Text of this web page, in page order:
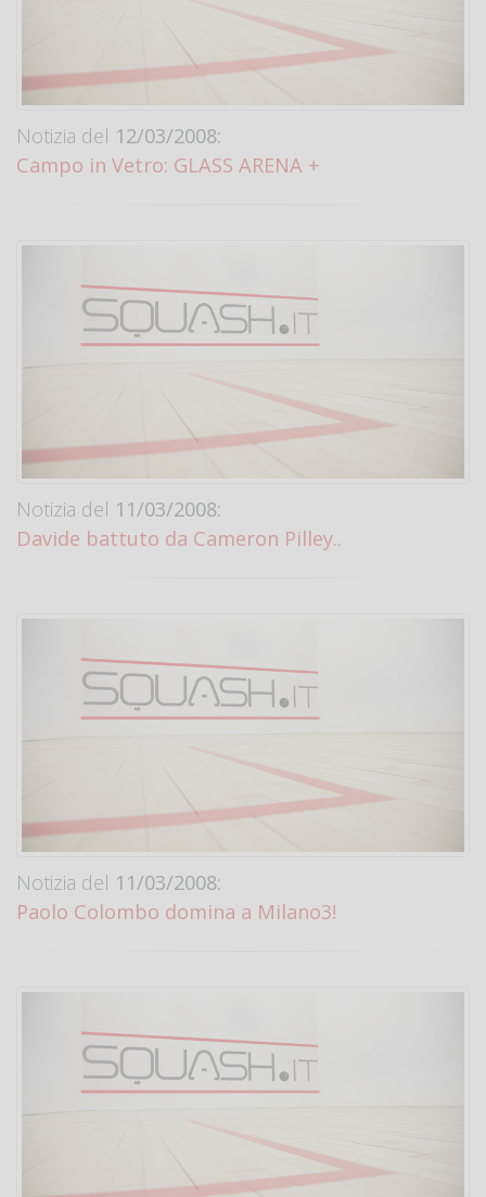
Notizia del 12/03/2008:
Campo in Vetro: GLASS ARENA +
Notizia del 11/03/2008:
Davide battuto da Cameron Pilley..
Notizia del 11/03/2008:
Paolo Colombo domina a Milano3!